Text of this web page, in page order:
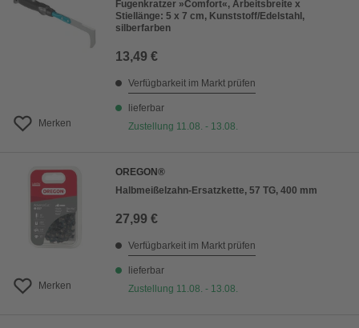
Merken
Fugenkratzer »Comfort«, Arbeitsbreite x
Stiellänge: 5 x 7 cm, Kunststoff/Edelstahl,
silberfarben
13,49 €
Verfügbarkeit im Markt prüfen
lieferbar
Zustellung 11.08. - 13.08.
Merken
OREGON®
Halbmeißelzahn-Ersatzkette, 57 TG, 400 mm
27,99 €
Verfügbarkeit im Markt prüfen
lieferbar
Zustellung 11.08. - 13.08.